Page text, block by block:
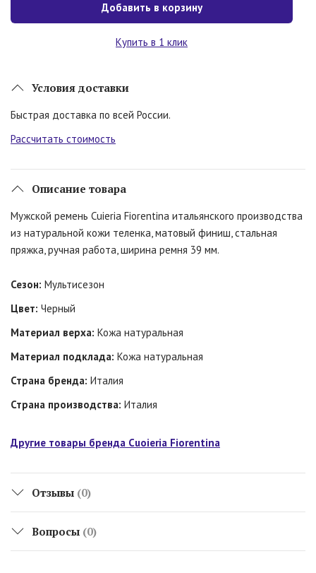
Добавить в корзину
Купить в 1 клик
Условия доставки
Быстрая доставка по всей России.
Рассчитать стоимость
Описание товара
Мужской ремень Cuieria Fiorentina итальянского производства
из натуральной кожи теленка, матовый финиш, стальная
пряжка, ручная работа, ширина ремня 39 мм.
Сезон: Мультисезон
Цвет: Черный
Материал верха: Кожа натуральная
Материал подклада: Кожа натуральная
Страна бренда: Италия
Страна производства: Италия
Другие товары бренда Cuoieria Fiorentina
Отзывы (0)
Вопросы (0)